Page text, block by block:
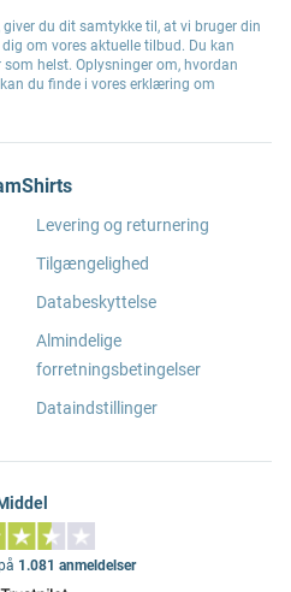
du dit samtykke til, at vi bruger din
om vores aktuelle tilbud. Du kan
helst. Oplysninger om, hvordan
du finde i vores erklæring om
Levering og returnering
Tilgængelighed
Databeskyttelse
Almindelige
forretningsbetingelser
Dataindstillinger
1.081 anmeldelser